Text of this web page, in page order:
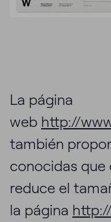
La página
web http://
también
conocidas que
reduce el
la página